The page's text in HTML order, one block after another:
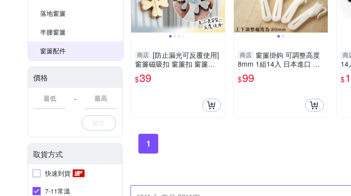
落地窗簾
半腰窗簾
窗簾配件
價格
-
確定
取貨方式
快速到貨
7-11常溫
商店 [防止漏光可反覆使用]
窗簾磁吸扣 窗簾扣 窗簾固
定扣
$39
商店 窗簾掛鉤 可調整高度
8mm 1組14入 日本進口 專
利設計
$99
商
14
$
1